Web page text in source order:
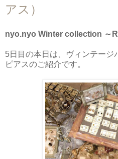
アス）
nyo.nyo Winter collection ～
5日目の本日は、ヴィンテージ
ピアスのご紹介です。